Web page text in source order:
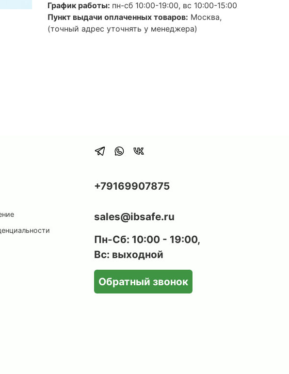
График работы: пн-сб 10:00-19:00, вс 10:00-15:00
Пункт выдачи оплаченных товаров: Москва,
(точный адрес уточнять у менеджера)
+79169907875
sales@ibsafe.ru
Пн-Сб: 10:00 - 19:00,
Вс: выходной
Обратный звонок